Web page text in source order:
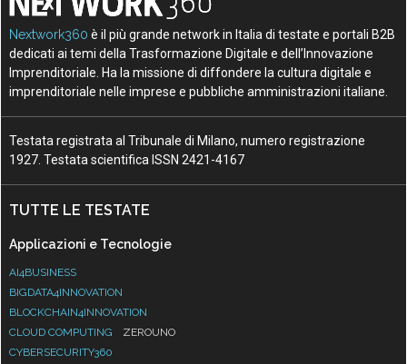
Nextwork360 è il più grande network in Italia di testate e portali B2B
dedicati ai temi della Trasformazione Digitale e dell’Innovazione
Imprenditoriale. Ha la missione di diffondere la cultura digitale e
imprenditoriale nelle imprese e pubbliche amministrazioni italiane.
Testata registrata al Tribunale di Milano, numero registrazione
1927. Testata scientifica ISSN 2421-4167
TUTTE LE TESTATE
Applicazioni e Tecnologie
AI4BUSINESS
BIGDATA4INNOVATION
BLOCKCHAIN4INNOVATION
CLOUD COMPUTING
ZEROUNO
CYBERSECURITY360